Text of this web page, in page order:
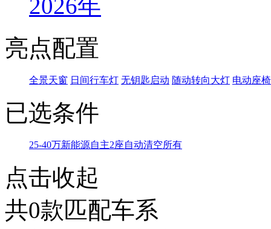
2026年
亮点配置
全景天窗 日间行车灯 无钥匙启动 随动转向大灯 电动座椅
已选条件
25-40万新能源自主2座自动清空所有
点击收起
共0款匹配车系